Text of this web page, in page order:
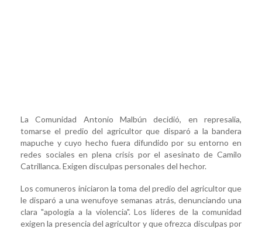
La Comunidad Antonio Malbún decidió, en represalia,
tomarse el predio del agricultor que disparó a la bandera
mapuche y cuyo hecho fuera difundido por su entorno en
redes sociales en plena crisis por el asesinato de Camilo
Catrillanca. Exigen disculpas personales del hechor.
Los comuneros iniciaron la toma del predio del agricultor que
le disparó a una wenufoye semanas atrás, denunciando una
clara "apología a la violencia". Los líderes de la comunidad
exigen la presencia del agricultor y que ofrezca disculpas por